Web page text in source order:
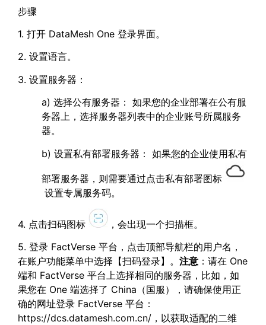
步骤
1. 打开 DataMesh One 登录界面。
2. 设置语言。
3. 设置服务器：
a) 选择公有服务器： 如果您的企业部署在公有服
务器上，选择服务器列表中的企业账号所属服务
器。
b) 设置私有部署服务器： 如果您的企业使用私有
部署服务器，则需要通过点击私有部署图标
设置专属服务码。
4. 点击扫码图标
，会出现一个扫描框。
5. 登录 FactVerse 平台，点击顶部导航栏的用户名，
在账户功能菜单中选择【扫码登录】。 注意 ：请在 One
端和 FactVerse 平台上选择相同的服务器，比如，如
果您在 One 端选择了 China（国服），请确保使用正
确的网址登录 FactVerse 平台：
https://dcs.datamesh.com.cn/，以获取适配的二维